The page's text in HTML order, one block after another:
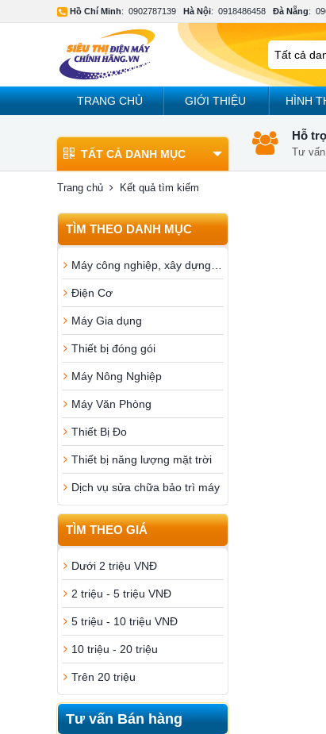
Hồ Chí Minh: 0902787139 Hà Nội: 0918486458 Đà Nẵng:
TRANG CHỦ GIỚI THIỆU HÌNH
TẤT CẢ DANH MỤC
Hỗ
Tư
Trang chủ Kết quả tìm kiếm
TÌM THEO DANH MỤC
Máy công nghiệp, xây dựng, dân dụng
Điện Cơ
Máy Gia dụng
Thiết bị đóng gói
Máy Nông Nghiệp
Máy Văn Phòng
Thiết Bị Đo
Thiết bị năng lượng mặt trời
Dịch vụ sửa chữa bảo trì máy
TÌM THEO GIÁ
Dưới 2 triệu VNĐ
2 triệu - 5 triệu VNĐ
5 triệu - 10 triệu VNĐ
10 triệu - 20 triệu
Trên 20 triệu
Tư vấn Bán hàng